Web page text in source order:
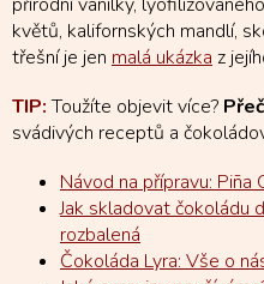
květů, kalifornských mandlí,
třešní je jen malá ukázka z
TIP:Toužíte objevit více?
svádivých receptů a
Návod na přípravu: Piña
Jak skladovat čokoládu
rozbalená
Čokoláda Lyra: Vše o